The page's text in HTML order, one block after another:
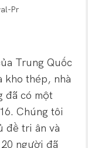
Trung Quốc
kho thép, nhà
đã có một
Chúng tôi
đề tri ân và
người đã